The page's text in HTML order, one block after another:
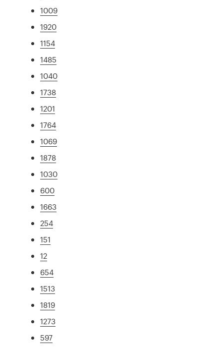
1009
1920
1154
1485
1040
1738
1201
1764
1069
1878
1030
600
1663
254
151
12
654
1513
1819
1273
597